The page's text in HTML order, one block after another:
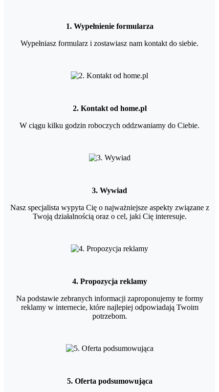
1. Wypełnienie formularza
Wypełniasz formularz i zostawiasz nam kontakt do siebie.
2. Kontakt od home.pl
W ciągu kilku godzin roboczych oddzwaniamy do Ciebie.
3. Wywiad
Nasz specjalista wypyta Cię o najważniejsze aspekty związane z
Twoją działalnością oraz o cel, jaki Cię interesuje.
4. Propozycja reklamy
Na podstawie zebranych informacji zaproponujemy te formy
reklamy w internecie, które najlepiej odpowiadają Twoim
potrzebom.
5. Oferta podsumowująca